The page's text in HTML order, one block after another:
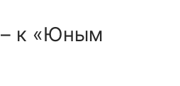
к «Юным